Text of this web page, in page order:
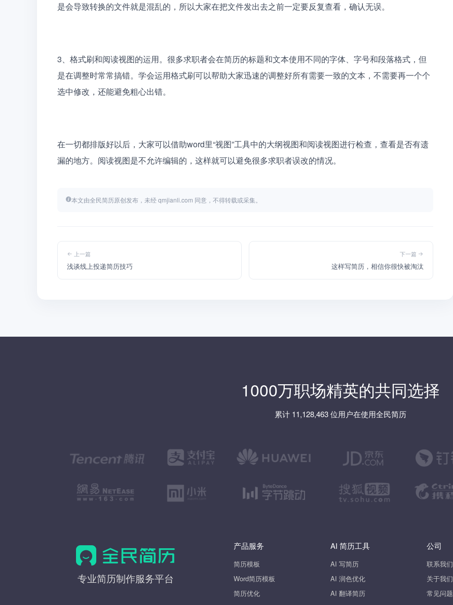
是会导致转换的文件就是混乱的，所以大家在把文件发出去之前一定要反复查看，确认无误。
3、格式刷和阅读视图的运用。很多求职者会在简历的标题和文本使用不同的字体、字号和段落格式，但
是在调整时常常搞错。学会运用格式刷可以帮助大家迅速的调整好所有需要一致的文本，不需要再一个个
选中修改，还能避免粗心出错。
在一切都排版好以后，大家可以借助word里“视图”工具中的大纲视图和阅读视图进行检查，查看是否有遗
漏的地方。阅读视图是不允许编辑的，这样就可以避免很多求职者误改的情况。
本文由全民简历原创发布，未经 qmjianli.com 同意，不得转载或采集。
上一篇
浅谈线上投递简历技巧
下一篇
这样写简历，相信你很快被淘汰
1000万职场精英的共同选择
累计 11,128,463 位用户在使用全民简历
全
专业简历制作服务平台
产品服务
简历模板
Word简历模板
简历优化
AI 简历工具
AI 写简历
AI 润色优化
AI 翻译简历
公司
联系我们
关于我们
常见问题